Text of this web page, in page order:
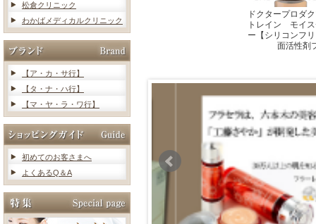
松倉クリニック
わかばメディカルクリニック
【ア・カ・サ行】
【タ・ナ・ハ行】
【マ・ヤ・ラ・ワ行】
初めてのお客さまへ
よくあるQ＆A
ドクタープロダ
トレイン モイ
ー【シリコンフ
面活性剤